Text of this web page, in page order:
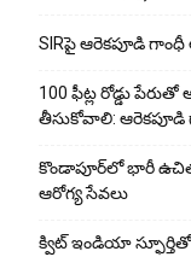
SIRపై ఆరెకపూడి
100 ఫీట్ల రోడ్డు
తీసుకోవాలి: ఆరెకపూడి
కొండాపూర్‌లో భారీ ఉచిత
ఆరోగ్య సేవలు
క్విట్ ఇండియా